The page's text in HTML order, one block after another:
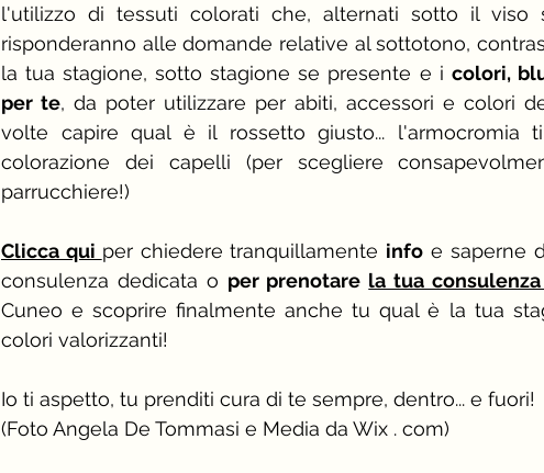
l'utilizzo di tessuti colorati che, alternati sotto il viso
risponderanno alle domande relative al sottotono,
la tua stagione, sotto stagione se presente e i colori,
per te, da poter utilizzare per abiti, accessori e colori
volte capire qual è il rossetto giusto... l'armocromia
colorazione dei capelli (per scegliere
parrucchiere!)
Clicca qui per chiedere tranquillamente info e saperne
consulenza dedicata o per prenotare la tua
Cuneo e scoprire finalmente anche tu qual è la tua
colori valorizzanti!
Io ti aspetto, tu prenditi cura di te sempre, dentro... e fuori!
(Foto Angela De Tommasi e Media da Wix . com)